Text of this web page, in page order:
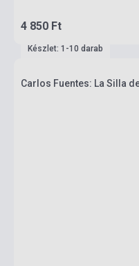
4 850 Ft
Készlet: 1-10 darab
Carlos Fuentes: La Silla